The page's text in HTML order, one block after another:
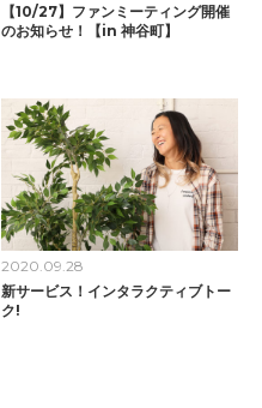
【10/27】ファンミーティング開催
のお知らせ！【in 神谷町】
2020.09.28
新サービス！インタラクティブトー
ク!